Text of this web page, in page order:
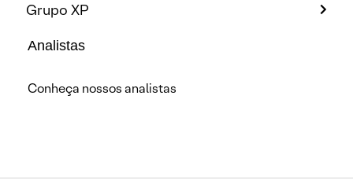
Grupo XP
Analistas
Conheça nossos analistas